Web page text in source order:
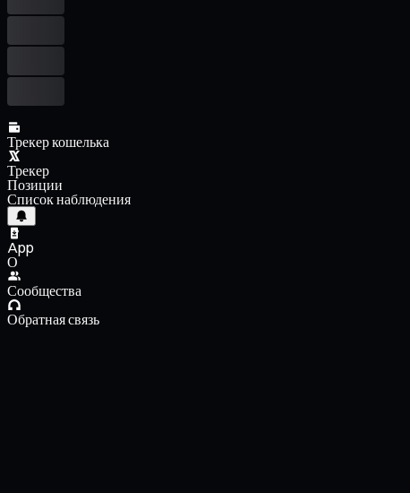
Трекер кошелька
Трекер
Позиции
Список наблюдения
App
О
Сообщества
Обратная связь